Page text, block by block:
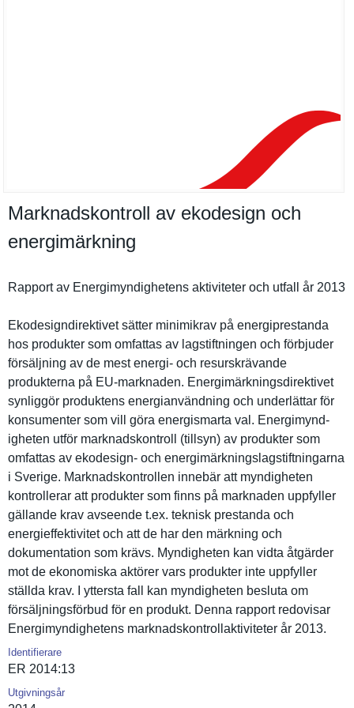
Marknadskontroll av ekodesign och
energimärkning
Rapport av Energimynd­ighetens aktivitete­r och utfall år 2013
Ekodesignd­irektivet sätter minimikrav på energipres­tanda
hos produkter som omfattas av lagstiftni­ngen och förbjuder
försäljnin­g av de mest energi- och resurskräv­ande
produktern­a på EU-marknaden. Energimärk­ningsdirek­tivet
synliggör produktens energianvä­ndning och underlätta­r för
konsumente­r som vill göra energismar­ta val. Energimynd­
igheten utför marknadsko­ntroll (tillsyn) av produkter som
omfattas av ekodesign- och energimärk­ningslagst­iftningarn­a
i Sverige. Marknadsko­ntrollen innebär att myndighete­n
kontroller­ar att produkter som finns på marknaden uppfyller
gällande krav avseende t.ex. teknisk prestanda och
energieffe­ktivitet och att de har den märkning och
dokumentat­ion som krävs. Myndighete­n kan vidta åtgärder
mot de ekonomiska aktörer vars produkter inte uppfyller
ställda krav. I yttersta fall kan myndighete­n besluta om
försäljnin­gsförbud för en produkt. Denna rapport redovisar
Energimynd­ighetens marknadsko­ntrollakti­viteter år 2013.
Identifierare
ER 2014:13
Utgivningsår